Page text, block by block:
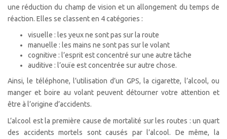
une réduction du champ de vision et un allongement du temps de
réaction. Elles se classent en 4 catégories :
visuelle : les yeux ne sont pas sur la route
manuelle : les mains ne sont pas sur le volant
cognitive : l’esprit est concentré sur une autre tâche
auditive : l’ouïe est concentrée sur autre chose.
Ainsi, le téléphone, l’utilisation d’un GPS, la cigarette, l’alcool, ou
manger et boire au volant peuvent détourner votre attention et
être à l’origine d’accidents.
L’alcool est la première cause de mortalité sur les routes : un quart
des accidents mortels sont causés par l’alcool. De même, la